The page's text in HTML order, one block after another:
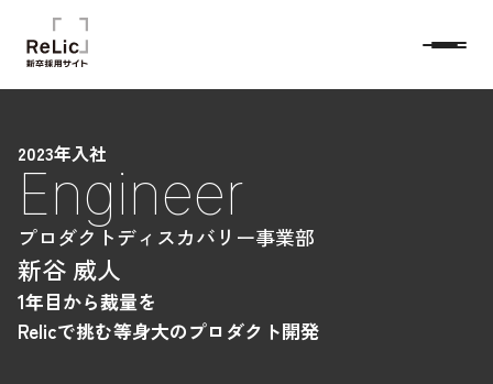
2023年入社
Engineer
プロダクトディスカバリー事業部
新谷 威人
1年目から裁量を
Relicで挑む等身大のプロダクト開発